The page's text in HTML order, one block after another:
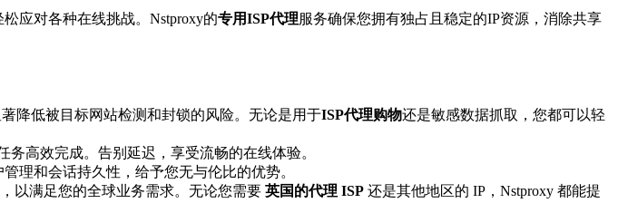
应对各种在线挑战。Nstproxy的专用ISP代理服务确保您拥有独占且稳定的IP资源，消除共享
降低被目标网站检测和封锁的风险。无论是用于ISP代理购物还是敏感数据抓取，您都可以轻
高效完成。告别延迟，享受流畅的在线体验。
理和会话持久性，给予您无与伦比的优势。
以满足您的全球业务需求。无论您需要 英国的代理 ISP 还是其他地区的 IP，Nstproxy 都能提